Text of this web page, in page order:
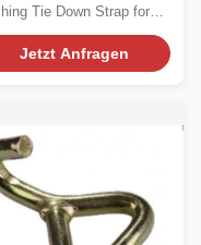
Tie Down Strap for
lashing...
Jetzt Anfragen